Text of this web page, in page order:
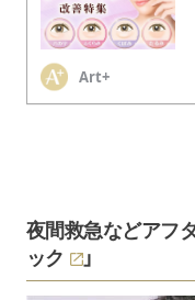
夜間救急などアフ
ック
」